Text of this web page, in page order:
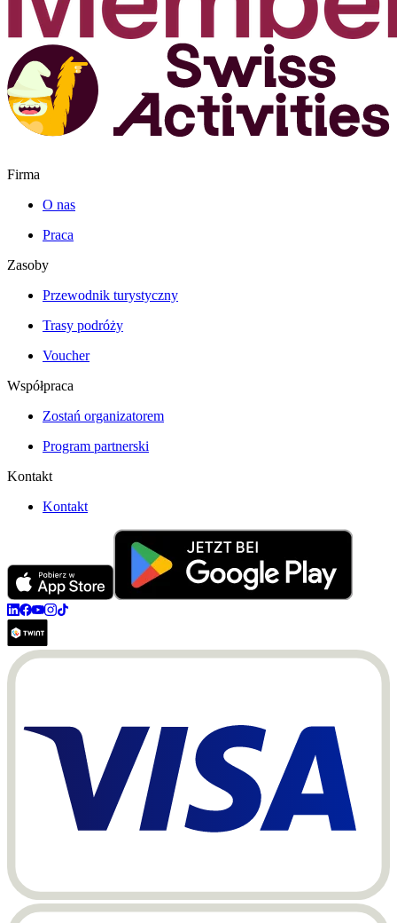
Firma
O nas
Praca
Zasoby
Przewodnik turystyczny
Trasy podróży
Voucher
Współpraca
Zostań organizatorem
Program partnerski
Kontakt
Kontakt